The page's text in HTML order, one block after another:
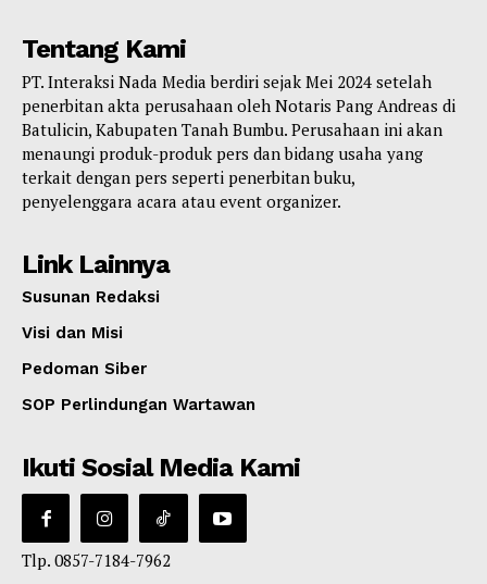
Tentang Kami
PT. Interaksi Nada Media berdiri sejak Mei 2024 setelah
penerbitan akta perusahaan oleh Notaris Pang Andreas di
Batulicin, Kabupaten Tanah Bumbu. Perusahaan ini akan
menaungi produk-produk pers dan bidang usaha yang
terkait dengan pers seperti penerbitan buku,
penyelenggara acara atau event organizer.
Link Lainnya
Susunan Redaksi
Visi dan Misi
Pedoman Siber
SOP Perlindungan Wartawan
Ikuti Sosial Media Kami
Tlp. 0857-7184-7962